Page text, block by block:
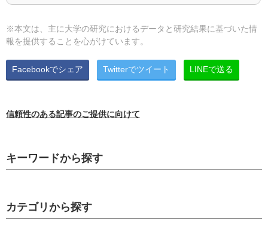
※本文は、主に大学の研究におけるデータと研究結果に基づいた情
報を提供することを心がけています。
Facebookでシェア Twitterでツイート LINEで送る
信頼性のある記事のご提供に向けて
キーワードから探す
カテゴリから探す